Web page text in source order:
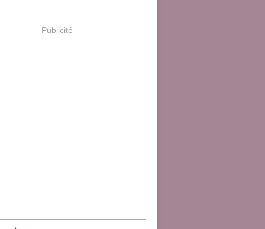
Publicité